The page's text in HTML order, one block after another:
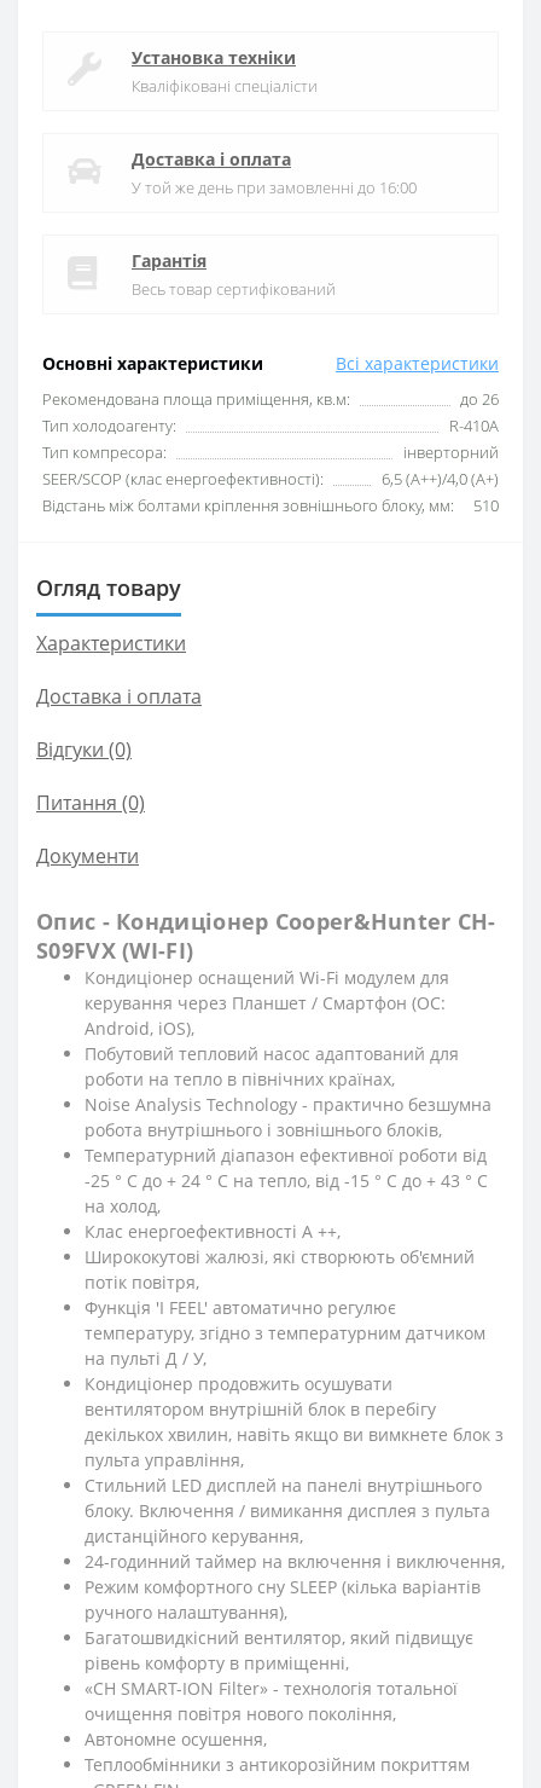
Основні характеристики Всі характеристики
Рекомендована площа приміщення, кв.м:
до 26
Тип холодоагенту:
R-410A
Тип компресора:
інверторний
SEER/SCOP (клас енергоефективності):
6,5 (А++)/4,0 (А+)
Відстань між болтами кріплення зовнішнього блоку, мм:
510
Установка техніки
Кваліфіковані спеціалісти
Доставка і оплата
У той же день при замовленні до 16:00
Гарантія
Весь товар сертифікований
Огляд товару
Характеристики
Доставка і оплата
Відгуки (0)
Питання (0)
Документи
Опис - Кондиціонер Cooper&Hunter CH-
S09FVX (WI-FI)
Кондиціонер оснащений Wi-Fi модулем для
керування через Планшет / Смартфон (ОС:
Android, iOS),
Побутовий тепловий насос адаптований для
роботи на тепло в північних країнах,
Noise Analysis Technology - практично безшумна
робота внутрішнього і зовнішнього блоків,
Температурний діапазон ефективної роботи від
-25 ° C до + 24 ° C на тепло, від -15 ° C до + 43 ° C
на холод,
Клас енергоефективності А ++,
Ширококутові жалюзі, які створюють об'ємний
потік повітря,
Функція 'I FEEL' автоматично регулює
температуру, згідно з температурним датчиком
на пульті Д / У,
Кондиціонер продовжить осушувати
вентилятором внутрішній блок в перебігу
декількох хвилин, навіть якщо ви вимкнете блок з
пульта управління,
Стильний LED дисплей на панелі внутрішнього
блоку. Включення / вимикання дисплея з пульта
дистанційного керування,
24-годинний таймер на включення і виключення,
Режим комфортного сну SLЕЕР (кілька варіантів
ручного налаштування),
Багатошвидкісний вентилятор, який підвищує
рівень комфорту в приміщенні,
«CH SMART-ION Filter» - технологія тотальної
очищення повітря нового покоління,
Автономне осушення,
Теплообмінники з антикорозійним покриттям